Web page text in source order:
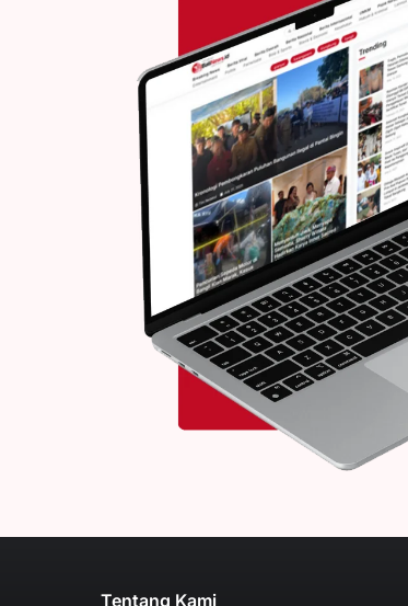
Tentang Kami